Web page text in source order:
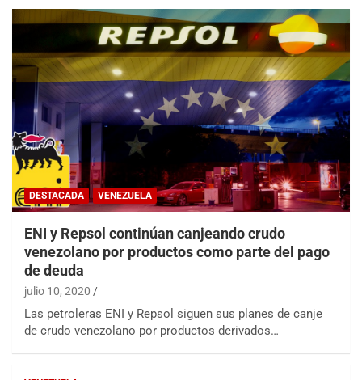
DESTACADA VENEZUELA
ENI y Repsol continúan canjeando crudo
venezolano por productos como parte del pago
de deuda
julio 10, 2020
Las petroleras ENI y Repsol siguen sus planes de canje
de crudo venezolano por productos derivados…